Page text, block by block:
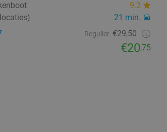
9.2
21 min.
Regulier €29,50
€20,75